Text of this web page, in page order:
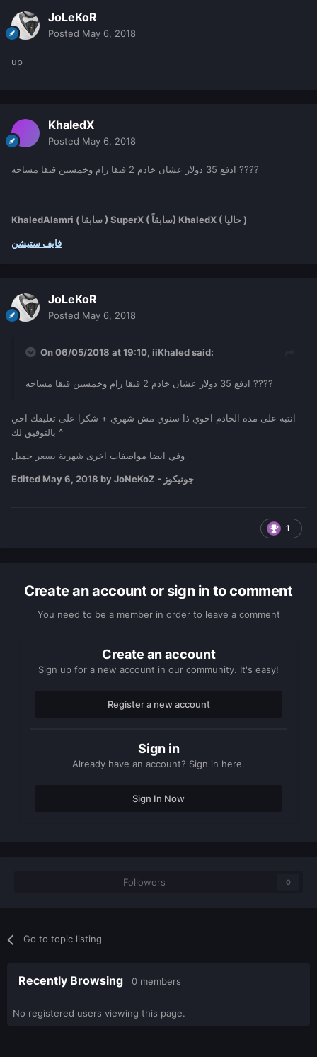
JoLeKoR
Posted May 6, 2018
up
KhaledX
Posted May 6, 2018
ادفع 35 دولار عشان خادم 2 قيقا رام وخمسين قيقا مساحه ????
KhaledAlamri ( سابقا ) SuperX ( سابقاً) KhaledX ( حاليا )
فايف ستيشن
JoLeKoR
Posted May 6, 2018
On 06/05/2018 at 19:10, iiKhaledsaid:
ادفع 35 دولار عشان خادم 2 قيقا رام وخمسين قيقا مساحه ????
انتبة على مدة الخادم اخوي ذا سنوي مش شهري + شكرا على تعليقك اخي
بالتوفيق لك ^_
Edited May 6, 2018 by JoNeKoZ - جونيكوز
1
Create an account or sign in to comment
You need to be a member in order to leave a comment
Create an account
Sign up for a new account in our community. It's easy!
Register a new account
Sign in
Already have an account? Sign in here.
Sign In Now
Followers 0
Go to topic listing
Recently Browsing 0 members
No registered users viewing this page.